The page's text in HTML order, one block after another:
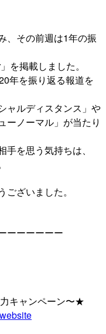
、その前週は1年の振
を掲載しました。
年を振り返る報道を
ャルディスタンス」や
ーノーマル」が当たり
を思う気持ちは、
ざいました。
ーーーーー
キャンペーン〜★